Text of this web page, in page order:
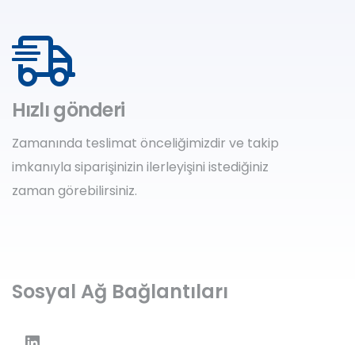
Hızlı gönderi
Zamanında teslimat önceliğimizdir ve takip
imkanıyla siparişinizin ilerleyişini istediğiniz
zaman görebilirsiniz.
Sosyal Ağ Bağlantıları